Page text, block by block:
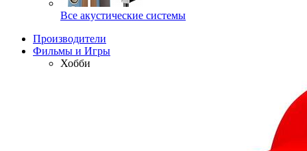
Все акустические системы
Производители
Фильмы и Игры
Хобби